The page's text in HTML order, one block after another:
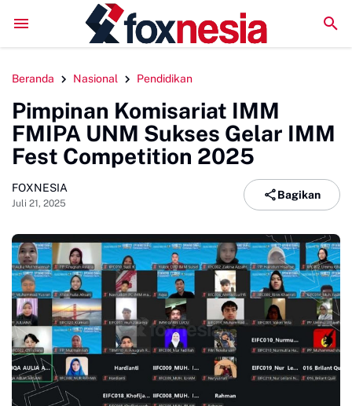
Perkuat Kolaborasi Pengembangan Pariwisata
Beranda Nasional Pendidikan
Pimpinan Komisariat IMM
FMIPA UNM Sukses Gelar IMM
Fest Competition 2025
FOXNESIA
Juli 21, 2025
Bagikan